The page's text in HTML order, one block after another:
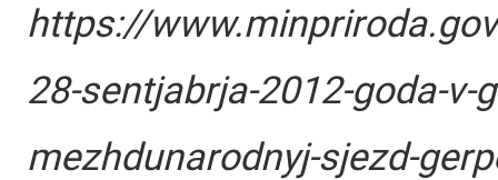
https://
28-sentjabrja-2012-goda-v-
mezhdunarodnyj-sjezd-